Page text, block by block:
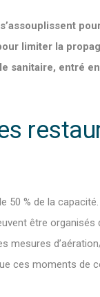
limiter la
sanitaire, entré
50 % de la
être
mesures
ces moments de